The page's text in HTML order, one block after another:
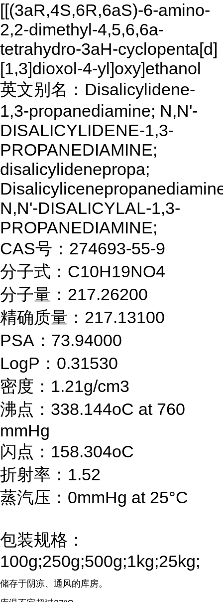
[[(3aR,4S,6R,6aS)-6-amino-
2,2-dimethyl-4,5,6,6a-
tetrahydro-3aH-cyclopenta[d]
[1,3]dioxol-4-yl]oxy]ethanol
英文别名：Disalicylidene-
1,3-propanediamine; N,N'-
DISALICYLIDENE-1,3-
PROPANEDIAMINE;
disalicylidenepropa;
N,N'-DISALICYLAL-1,3-
PROPANEDIAMINE;
CAS号：274693-55-9
分子式：C10H19NO4
分子量：217.26200
精确质量：217.13100
PSA：73.94000
LogP：0.31530
密度：1.21g/cm3
沸点：338.144oC at 760
mmHg
闪点：158.304oC
折射率：1.52
蒸汽压：0mmHg at 25°C
包装规格：
100g;250g;500g;1kg;25kg;
储存于阴凉、通风的库房。